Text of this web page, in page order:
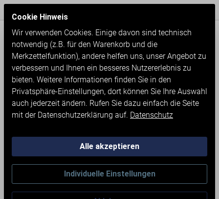
Werkstatteinrichtung
Schubladenschränke
Cookie Hinweis
Wir verwenden Cookies. Einige davon sind technisch
notwendig (z.B. für den Warenkorb und die
Merkzettelfunktion), andere helfen uns, unser Angebot zu
verbessern und Ihnen ein besseres Nutzererlebnis zu
bieten. Weitere Informationen finden Sie in den
Privatsphäre-Einstellungen, dort können Sie Ihre Auswahl
auch jederzeit ändern. Rufen Sie dazu einfach die Seite
mit der Datenschutzerklärung auf. Datenschutz
Individuelle Einstellungen
Alle akzeptieren